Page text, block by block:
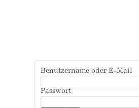
Benutzername oder E-Mail
Passwort